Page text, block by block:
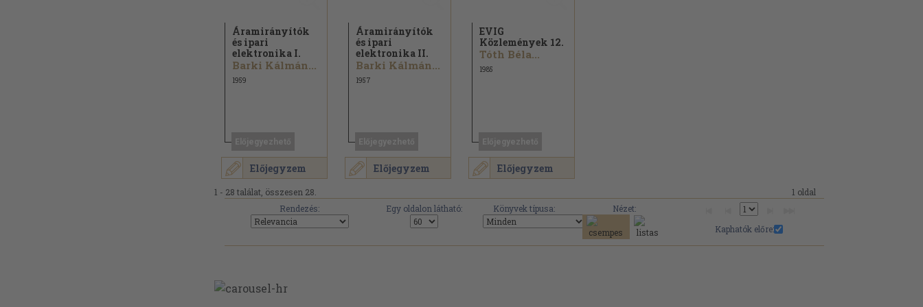
Előjegyzem
Áramirányítók
és ipari
elektronika I.
Barki Kálmán...
1959
Előjegyzem
Áramirányítók
és ipari
elektronika II.
Barki Kálmán...
1957
Előjegyzem
EVIG
Közlemények 12.
Tóth Béla...
1985
1 - 28 találat, összesen 28.
1 oldal
Rendezés:
Egy oldalon látható: Könyvek típusa:
Nézet:
Kaphatók előre: